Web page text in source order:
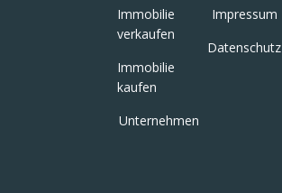
Immobilie
verkaufen
Immobilie
kaufen
Unternehmen
Impressum
Datenschutz